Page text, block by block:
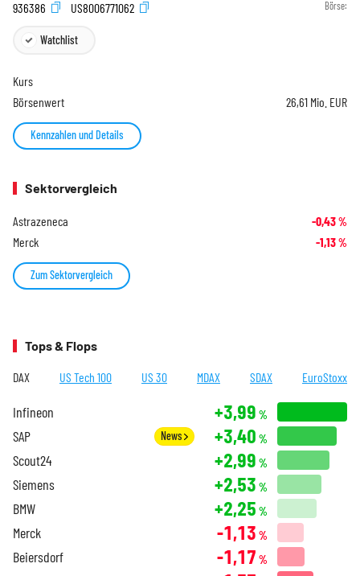
936386
US8006771062 Börse:
Watchlist
Kurs
Börsenwert
26,61 Mio. EUR
Kennzahlen und Details
Sektorvergleich
Astrazeneca -0,43%
Merck -1,13%
Zum Sektorvergleich
Tops & Flops
DAX US Tech 100 US 30 MDAX SDAX EuroStoxx
Infineon +3,99 %
SAP News +3,40 %
Scout24 +2,99 %
Siemens +2,53 %
BMW +2,25 %
Merck -1,13 %
Beiersdorf -1,17 %